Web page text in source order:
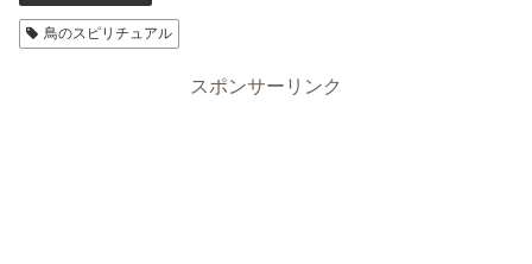
鳥のスピリチュアル
スポンサーリンク